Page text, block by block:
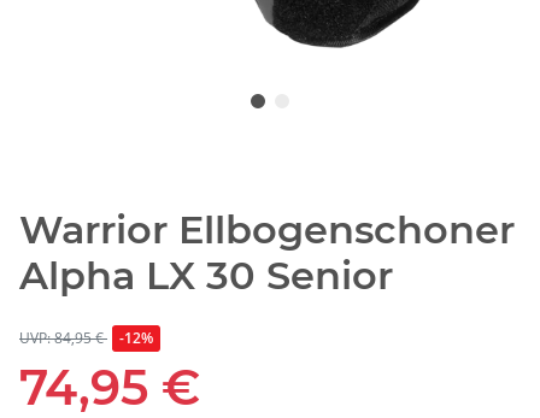
Warrior Ellbogenschoner
Alpha LX 30 Senior
UVP: 84,95 € -12%
74,95 €